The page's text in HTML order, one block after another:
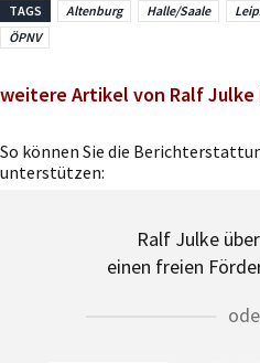
TAGS Altenburg Halle/Saale
ÖPNV
weitere Artikel von Ralf Julke
So können Sie die
unterstützen:
Ralf Julke über
einen freien